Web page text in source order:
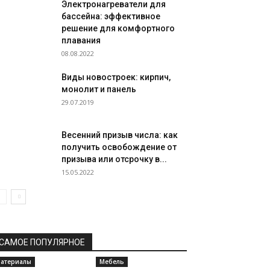
Электронагреватели для
бассейна: эффективное
решение для комфортного
плавания
08.08.2022
Виды новостроек: кирпич,
монолит и панель
29.07.2019
Весенний призыв числа: как
получить освобождение от
призыва или отсрочку в...
15.05.2022
ПОПУЛЯРНОЕ
Мебель